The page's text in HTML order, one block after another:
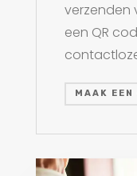
verzenden
een QR
MAAK